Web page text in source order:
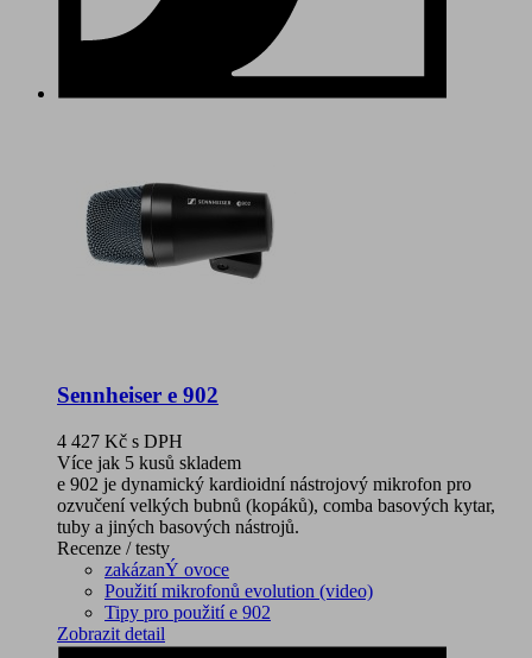
Sennheiser e 902
4 427 Kč s DPH
Více jak 5 kusů skladem
e 902 je dynamický kardioidní nástrojový mikrofon pro
ozvučení velkých bubnů (kopáků), comba basových kytar,
tuby a jiných basových nástrojů.
Recenze / testy
zakázanÝ ovoce
Použití mikrofonů evolution (video)
Tipy pro použití e 902
Zobrazit detail